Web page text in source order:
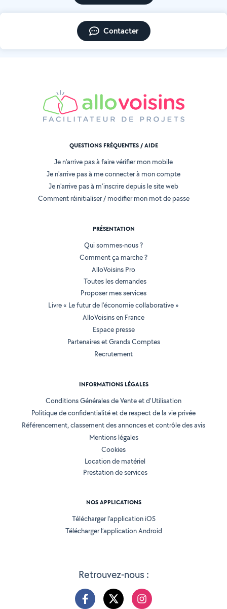
Contacter
Retrouvez-nous :
QUESTIONS FRÉQUENTES / AIDE
Je n'arrive pas à faire vérifier mon mobile
Je n'arrive pas à me connecter à mon compte
Je n'arrive pas à m'inscrire depuis le site web
Comment réinitialiser / modifier mon mot de passe
PRÉSENTATION
Qui sommes-nous ?
Comment ça marche ?
AlloVoisins Pro
Toutes les demandes
Proposer mes services
Livre « Le futur de l'économie collaborative »
AlloVoisins en France
Espace presse
Partenaires et Grands Comptes
Recrutement
INFORMATIONS LÉGALES
Conditions Générales de Vente et d'Utilisation
Politique de confidentialité et de respect de la vie privée
Référencement, classement des annonces et contrôle des avis
Mentions légales
Cookies
Location de matériel
Prestation de services
NOS APPLICATIONS
Télécharger l’application iOS
Télécharger l’application Android